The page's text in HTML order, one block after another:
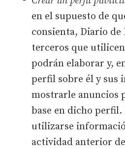
en el supuesto de
consienta, Diario de
terceros que
podrán elaborar y,
perfil sobre él y sus
mostrarle anuncios
base en dicho
utilizarse
actividad anterior